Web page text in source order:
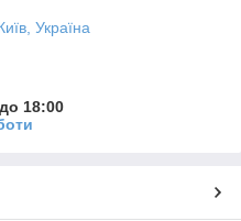
Україна
18:00